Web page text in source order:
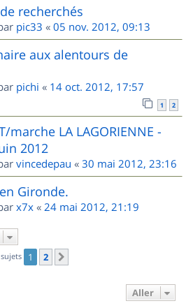
recherchés
pic33 « 05 nov. 2012, 09:13
aux alentours de
pichi « 14 oct. 2012, 17:57
1 2
marche LA LAGORIENNE -
2012
vincedepau « 30 mai 2012, 23:16
Gironde.
x7x « 24 mai 2012, 21:19
1 2
Aller